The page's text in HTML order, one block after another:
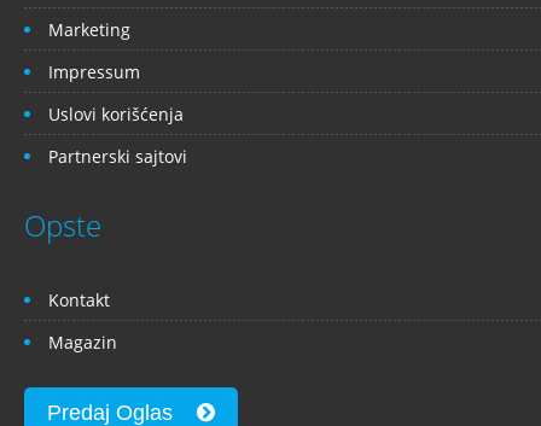
Marketing
Impressum
Uslovi korišćenja
Partnerski sajtovi
Opste
Kontakt
Magazin
Predaj Oglas